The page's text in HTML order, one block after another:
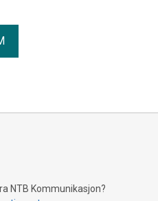
NTB Kommunikasjon?